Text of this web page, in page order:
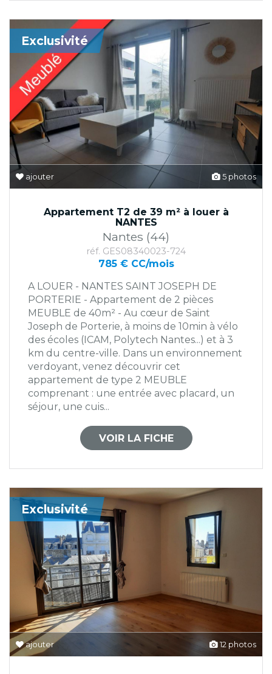
5 photos
ajouter
Exclusivité
Appartement T2 de 39 m² à louer à
NANTES
Nantes (44)
réf. GES08340023-724
785 € CC/mois
A LOUER - NANTES SAINT JOSEPH DE
PORTERIE - Appartement de 2 pièces
MEUBLE de 40m² - Au cœur de Saint
Joseph de Porterie, à moins de 10min à vélo
des écoles (ICAM, Polytech Nantes...) et à 3
km du centre-ville. Dans un environnement
verdoyant, venez découvrir cet
appartement de type 2 MEUBLE
comprenant : une entrée avec placard, un
séjour, une cuis...
VOIR LA FICHE
12 photos
ajouter
Exclusivité